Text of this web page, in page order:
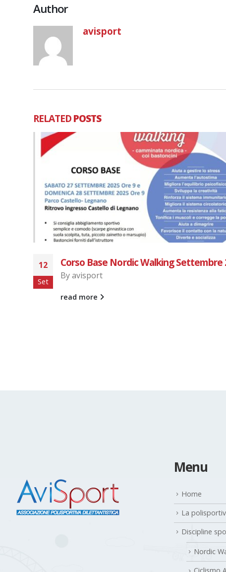
Author
avisport
RELATEDPOSTS
03
Apr
MILANO MARATHON 2023
Byavisport
I Runners di AviSport Legnano presenti alla
Menu
Home
La
Discipline
Nordic